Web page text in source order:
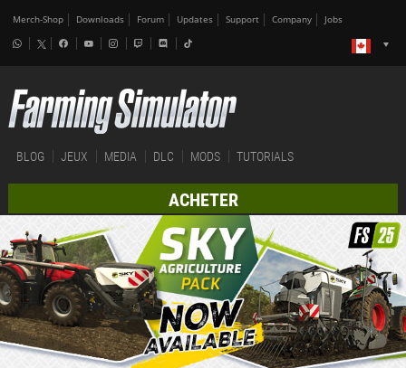
Merch-Shop Downloads Forum Updates Support Company Jobs
BLOG JEUX MEDIA DLC MODS TUTORIALS
ACHETER